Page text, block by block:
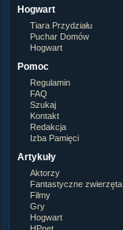
Hogwart
Tiara Przydziału
Puchar Domów
Hogwart
Pomoc
Regulamin
FAQ
Szukaj
Kontakt
Redakcja
Izba Pamięci
Artykuły
Aktorzy
Fantastyczne zwierzęta
Filmy
Gry
Hogwart